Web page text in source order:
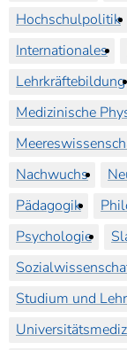
Hochschulpolitik
Internationales
Lehrkräftebildung
Medizinische
Nachwuchs
Pädagogik
Psychologie
Studium und